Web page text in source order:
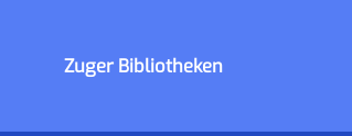
Zuger Bibliotheken